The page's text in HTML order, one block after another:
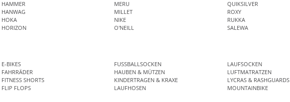
HAMMER
HANWAG
HOKA
HORIZON
MERU
MILLET
NIKE
O'NEILL
QUIKSILVER
ROXY
RUKKA
SALEWA
E-BIKES
FAHRRÄDER
FITNESS SHORTS
FLIP FLOPS
FUSSBALLSOCKEN
HAUBEN & MÜTZEN
KINDERTRAGEN & KRAXE
LAUFHOSEN
LAUFSOCKEN
LUFTMATRATZEN
LYCRAS & RASHGUARDS
MOUNTAINBIKE